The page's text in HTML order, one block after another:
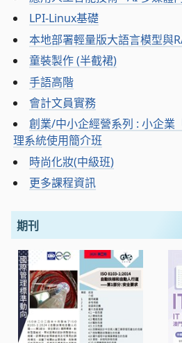
LPI-Linux基礎
本地部署輕量版大語言模型與
童裝製作 (半截裙)
手語高階
會計文員實務
創業/中小企經營系列 : 小企業
理系統使用簡介班
時尚化妝(中級班)
更多課程資訊
期刊